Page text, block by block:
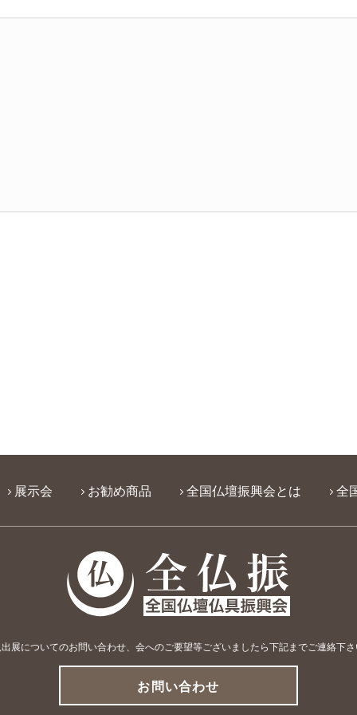
展示会 お勧め商品 全国仏壇振興会とは 全
展についてのお問い合わせ、会へのご要望等 ございましたら下記までご連絡下
お問い合わせ